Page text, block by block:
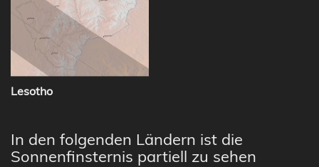
Lesotho
In den folgenden Ländern ist die
Sonnenfinsternis partiell zu sehen